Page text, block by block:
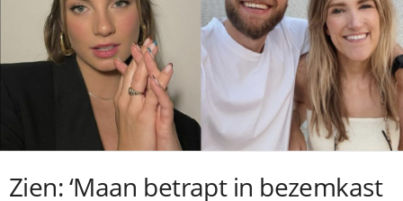
Zien: ‘Maan betrapt in bezemkast